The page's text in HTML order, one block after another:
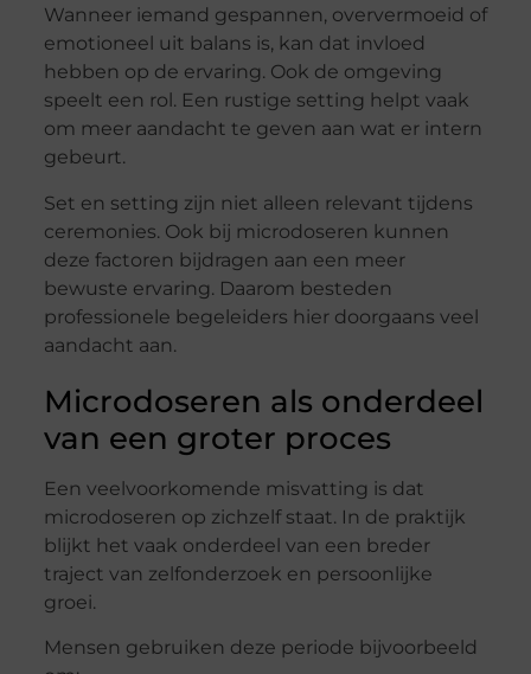
Wanneer iemand gespannen, oververmoeid of
emotioneel uit balans is, kan dat invloed
hebben op de ervaring. Ook de omgeving
speelt een rol. Een rustige setting helpt vaak
om meer aandacht te geven aan wat er intern
gebeurt.
Set en setting zijn niet alleen relevant tijdens
ceremonies. Ook bij microdoseren kunnen
deze factoren bijdragen aan een meer
bewuste ervaring. Daarom besteden
professionele begeleiders hier doorgaans veel
aandacht aan.
Microdoseren als onderdeel
van een groter proces
Een veelvoorkomende misvatting is dat
microdoseren op zichzelf staat. In de praktijk
blijkt het vaak onderdeel van een breder
traject van zelfonderzoek en persoonlijke
groei.
Mensen gebruiken deze periode bijvoorbeeld